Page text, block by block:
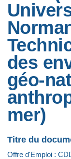
des
géo-
mer)
Titre du
Offre d'Emploi :